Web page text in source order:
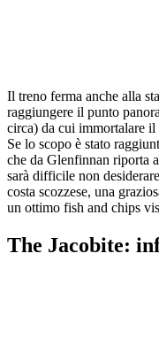
Il treno ferma anche alla
raggiungere il punto
circa) da cui immortalare il
Se lo scopo è stato
che da Glenfinnan riporta
sarà difficile non
costa scozzese, una
un ottimo fish and chips
The Jacobite: